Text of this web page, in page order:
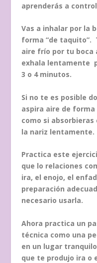
aprenderás a
Vas a inhalar por la
forma “de taquito”.
aire frío por tu boca
exhala lentamente
3 o 4 minutos.
Si no te es posible
aspira aire de
como si
la nariz lentamente.
Practica este
que lo relaciones
ira, el enojo, el
preparación
necesario usarla.
Ahora practica un
técnica como una
en un lugar
que te produjo ira o